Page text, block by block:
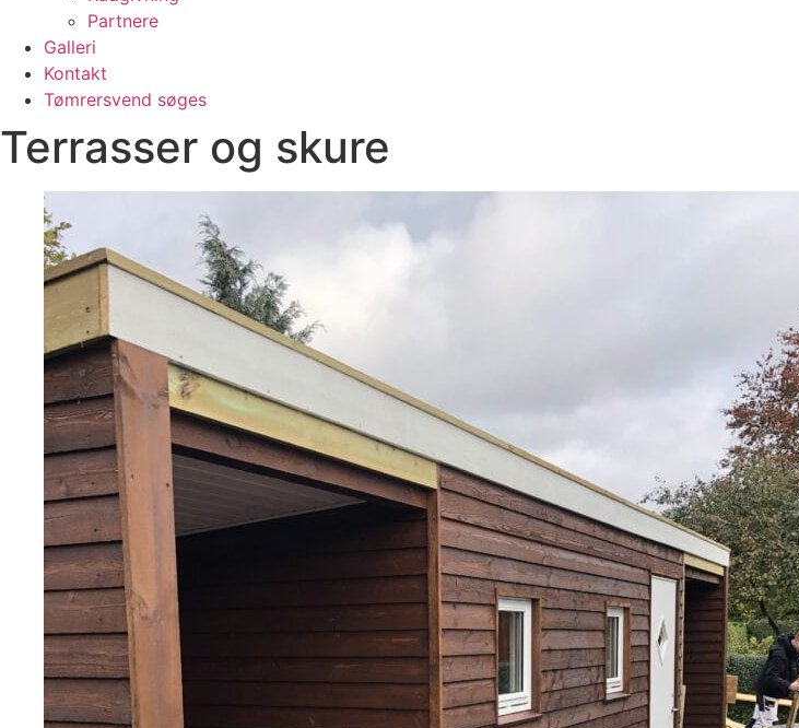
Partnere
Galleri
Kontakt
Tømrersvend søges
Terrasser og skure